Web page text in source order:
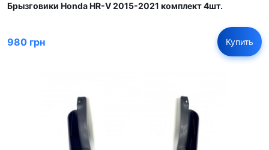
Брызговики Honda HR-V 2015-2021 комплект 4шт.
980 грн Купить